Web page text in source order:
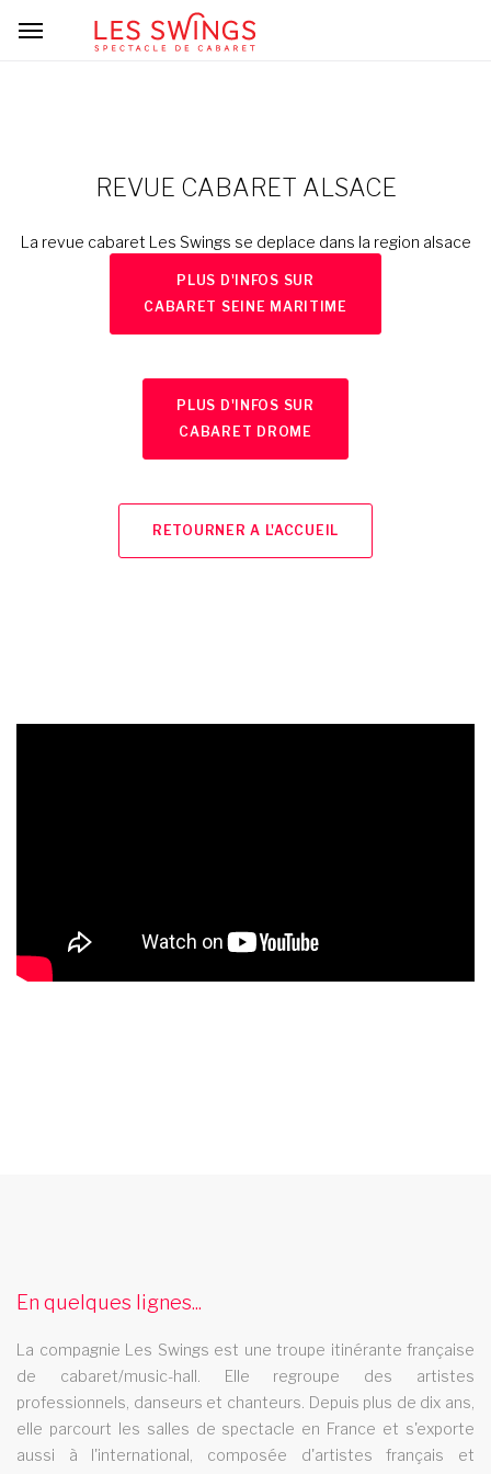
REVUE CABARET ALSACE
La revue cabaret Les Swings se deplace dans la region alsace
PLUS D'INFOS SUR
CABARET SEINE MARITIME
PLUS D'INFOS SUR
CABARET DROME
RETOURNER A L'ACCUEIL
cabaret calvados
Le cabaret Les Swings se deplace dans le departement du
calvados
revue cabaret picardie
La revue cabaret Les Swings se deplace dans la region
En quelques lignes...
La compagnie Les Swings est une troupe itinérante française
de cabaret/music-hall. Elle regroupe des artistes
professionnels, danseurs et chanteurs. Depuis plus de dix ans,
elle parcourt les salles de spectacle en France et s'exporte
aussi à l'international, composée d'artistes français et